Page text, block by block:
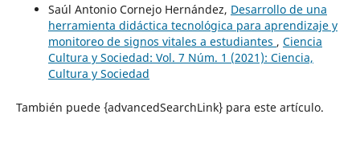
Saúl Antonio Cornejo Hernández, Desarrollo de una
herramienta didáctica tecnológica para aprendizaje y
monitoreo de signos vitales a estudiantes , Ciencia
Cultura y Sociedad: Vol. 7 Núm. 1 (2021): Ciencia,
Cultura y Sociedad
También puede {advancedSearchLink} para este artículo.